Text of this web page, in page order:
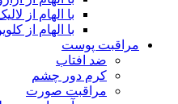
با الهام از
با الهام از
مراقبت پوست
ضد افتاب
کرم دور چشم
مراقبت صورت